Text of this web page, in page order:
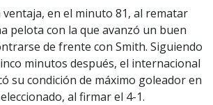
en el minuto 81, al rematar
pelota con la que avanzó un buen
de frente con Smith. Siguiendo
minutos después, el internacional
su condición de máximo goleador en
al firmar el 4-1.